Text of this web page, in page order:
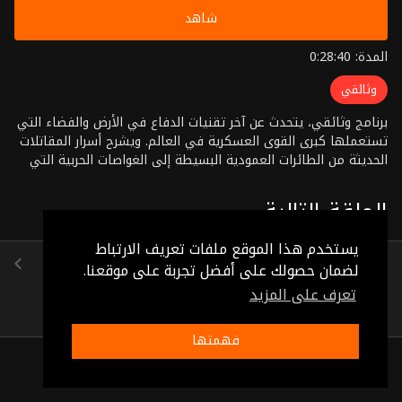
يستخدم هذا الموقع ملفات تعريف الارتباط
لضمان حصولك على أفضل تجربة على موقعنا.
تعرف على المزيد
فهمتها
شاهد
المدة: 0:28:40
وثائقي
برنامج وثائقي، يتحدث عن آخر تقنيات الدفاع في الأرض والفضاء التي
تستعملها كبرى القوى العسكرية في العالم. ويشرح أسرار المقاتلات
الحديثة من الطائرات العمودية البسيطة إلى الغواصات الحربية التي
الحلقة التالية
الحلقة 3
(0:28:27)